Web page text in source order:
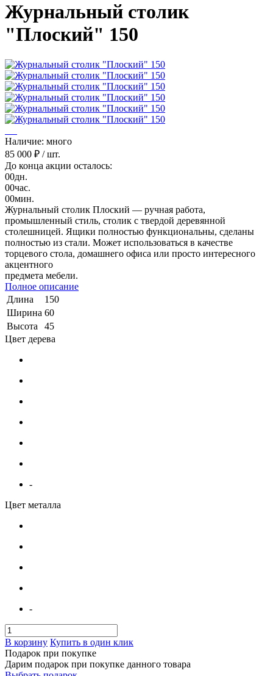
Журнальный столик
"Плоский" 150
Наличие: много
85 000 ₽ / шт.
До конца акции осталось:
00дн.
00час.
00мин.
Журнальный столик Плоский — ручная работа,
промышленный стиль, столик с твердой деревянной
столешницей. Ящики полностью функциональны, сделаны
полностью из стали. Может использоваться в качестве
торцевого стола, домашнего офиса или просто интересного
акцентного
предмета мебели.
Полное описание
Длина
150
Ширина 60
Высота
45
Цвет дерева
-
Цвет металла
-
В корзину Купить в один клик
Подарок при покупке
Дарим подарок при покупке данного товара